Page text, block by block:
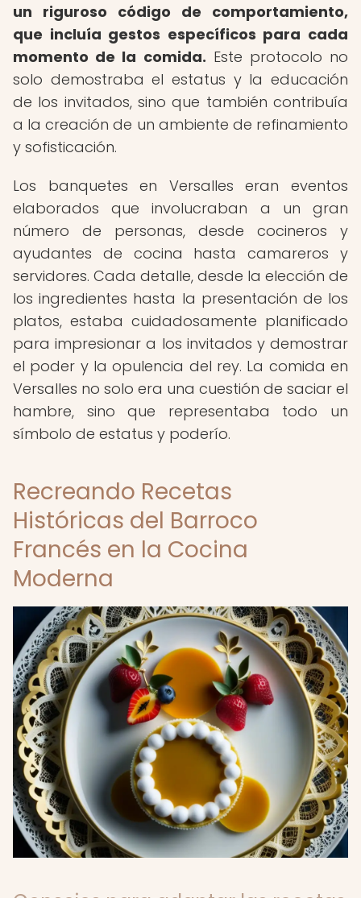
un riguroso código de comportamiento,
que incluía gestos específicos para cada
momento de la comida. Este protocolo no
solo demostraba el estatus y la educación
de los invitados, sino que también contribuía
a la creación de un ambiente de refinamiento
y sofisticación.
Los banquetes en Versalles eran eventos
elaborados que involucraban a un gran
número de personas, desde cocineros y
ayudantes de cocina hasta camareros y
servidores. Cada detalle, desde la elección de
los ingredientes hasta la presentación de los
platos, estaba cuidadosamente planificado
para impresionar a los invitados y demostrar
el poder y la opulencia del rey. La comida en
Versalles no solo era una cuestión de saciar el
hambre, sino que representaba todo un
símbolo de estatus y poderío.
Recreando Recetas
Históricas del Barroco
Francés en la Cocina
Moderna